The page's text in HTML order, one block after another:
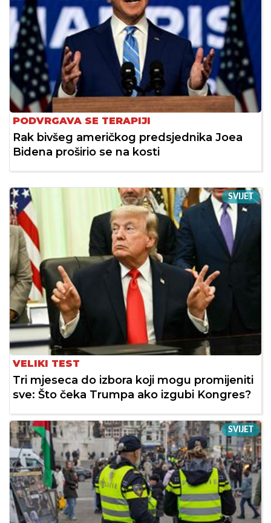
PODVRGAVA SE TERAPIJI
Rak bivšeg američkog predsjednika Joea
Bidena proširio se na kosti
SVIJET
VELIKI TEST
Tri mjeseca do izbora koji mogu promijeniti
sve: Što čeka Trumpa ako izgubi Kongres?
SVIJET